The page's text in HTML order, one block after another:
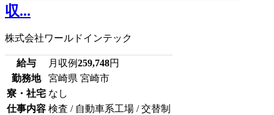
収...
株式会社ワールドインテック
給与 月収例259,748円
勤務地
宮崎県 宮崎市
寮・社宅 なし
仕事内容 検査 / 自動車系工場 / 交替制